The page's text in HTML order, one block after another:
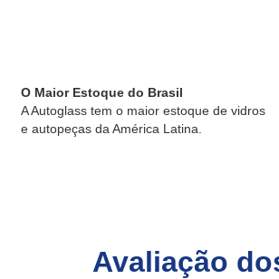
O Maior Estoque do Brasil
A Autoglass tem o maior estoque de vidros
e autopeças da América Latina.
Avaliação